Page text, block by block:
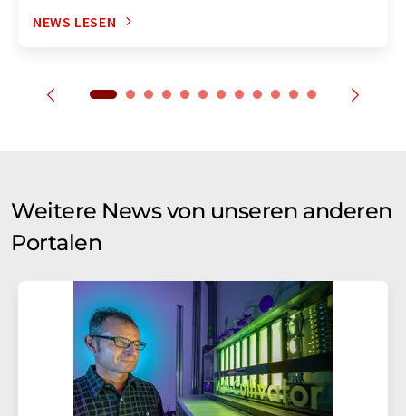
NEWS LESEN
Weitere News von unseren anderen
Portalen